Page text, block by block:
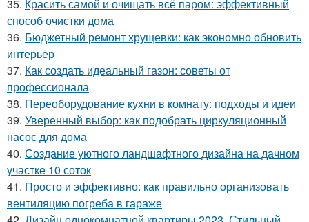
35. Красить самой и очищать всё паром: эффективный
способ очистки дома
36. Бюджетный ремонт хрущевки: как экономно обновить
интерьер
37. Как создать идеальный газон: советы от
профессионала
38. Переоборудование кухни в комнату: подходы и идеи
39. Уверенный выбор: как подобрать циркуляционный
насос для дома
40. Создание уютного ландшафтного дизайна на дачном
участке 10 соток
41. Просто и эффективно: как правильно организовать
вентиляцию погреба в гараже